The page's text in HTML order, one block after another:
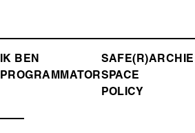
IK BEN
PROGRAMMATOR
SAFE(R)
SPACE
POLICY